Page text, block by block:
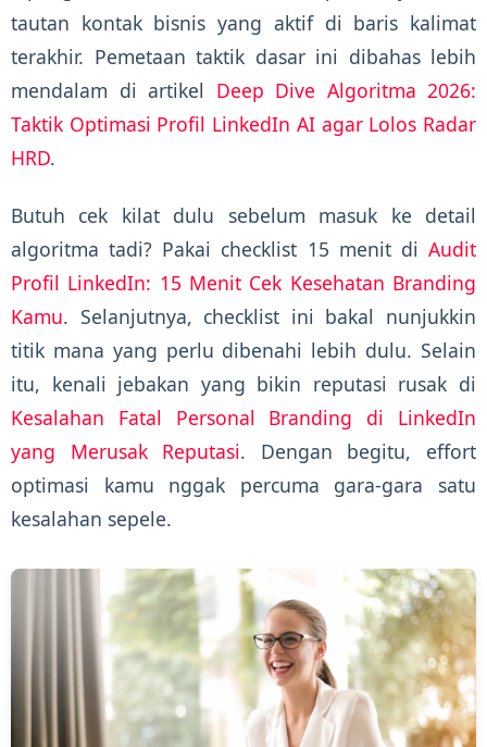
tautan kontak bisnis yang aktif di baris kalimat
terakhir. Pemetaan taktik dasar ini dibahas lebih
mendalam di artikel Deep Dive Algoritma 2026:
Taktik Optimasi Profil LinkedIn AI agar Lolos Radar
HRD.
Butuh cek kilat dulu sebelum masuk ke detail
algoritma tadi? Pakai checklist 15 menit di Audit
Profil LinkedIn: 15 Menit Cek Kesehatan Branding
Kamu. Selanjutnya, checklist ini bakal nunjukkin
titik mana yang perlu dibenahi lebih dulu. Selain
itu, kenali jebakan yang bikin reputasi rusak di
Kesalahan Fatal Personal Branding di LinkedIn
yang Merusak Reputasi. Dengan begitu, effort
optimasi kamu nggak percuma gara-gara satu
kesalahan sepele.